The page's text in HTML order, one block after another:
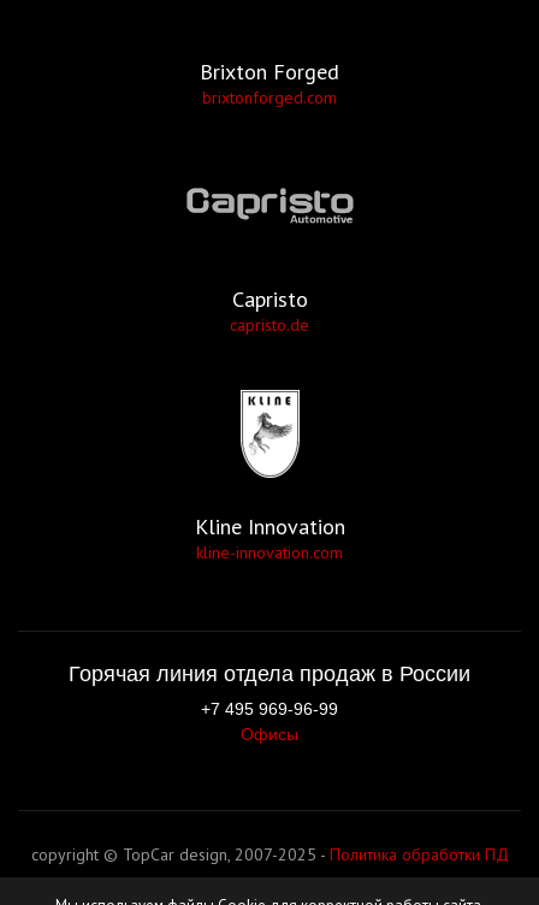
Brixton Forged
brixtonforged.com
Capristo
capristo.de
Kline Innovation
kline-innovation.com
Горячая линия отдела продаж в России
+7 495 969-96-99
Офисы
copyright © TopCar design, 2007-2025 - Политика обработки ПД